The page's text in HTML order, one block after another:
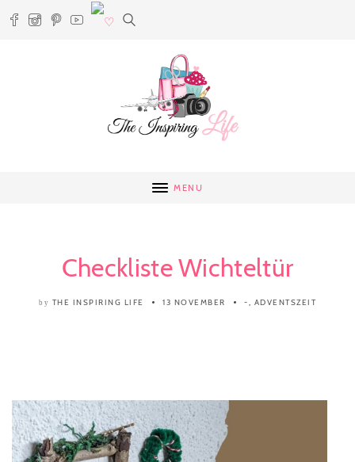
MENU
Checkliste Wichteltür
by THE INSPIRING LIFE 13 NOVEMBER -, ADVENTSZEIT